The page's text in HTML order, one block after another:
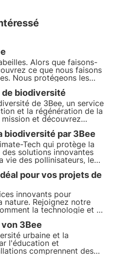
Alors que faisons-
ce que nous faisons
. Nous protégeons les
leur état de santé
le faisons en
200 apiculteurs en
et en Espagne.
de biodiversité
de 3Bee, un service
et la régénération de la
et découvrez
le développement
créer un avenir plus
et la planète.
biodiversité par 3Bee
Tech qui protège la
solutions innovantes
vie des pollinisateurs, les
écosystèmes.
travaille à la
pour vos projets de
innovants pour
nature. Rejoignez notre
la technologie et la
créer un avenir plus
et la planète.
3Bee
urbaine et la
l'éducation et
comprennent des
de pollinisation et des